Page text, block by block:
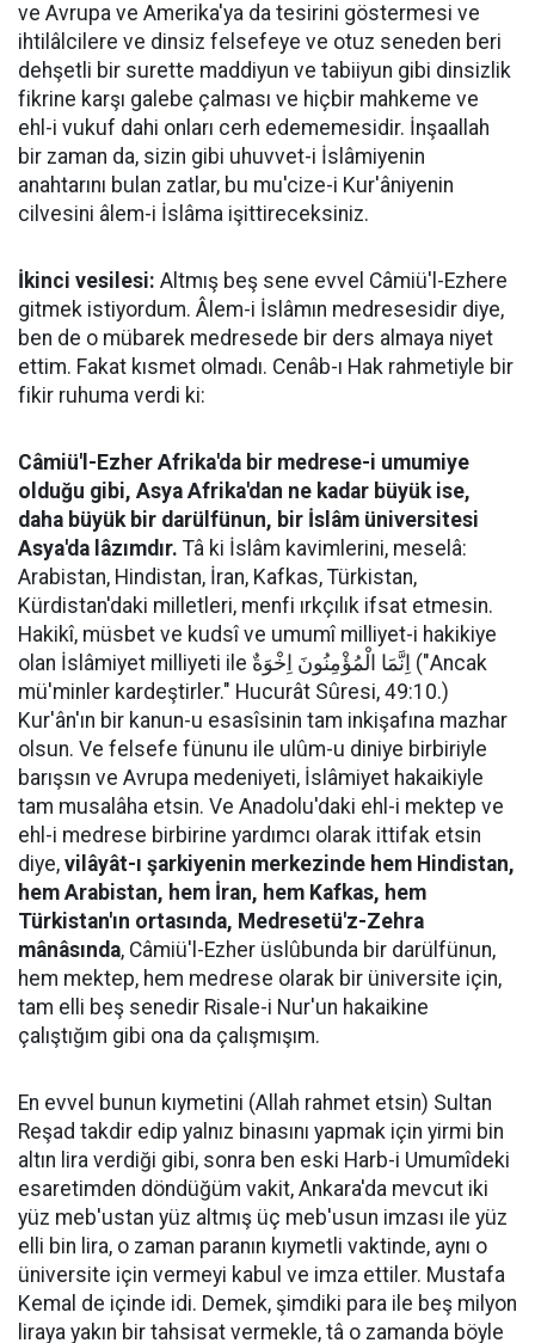
ve Avrupa ve Amerika'ya da tesirini göstermesi ve
ihtilâlcilere ve dinsiz felsefeye ve otuz seneden beri
dehşetli bir surette maddiyun ve tabiiyun gibi dinsizlik
fikrine karşı galebe çalması ve hiçbir mahkeme ve
ehl-i vukuf dahi onları cerh edememesidir. İnşaallah
bir zaman da, sizin gibi uhuvvet-i İslâmiyenin
anahtarını bulan zatlar, bu mu'cize-i Kur'âniyenin
cilvesini âlem-i İslâma işittireceksiniz.
İkinci vesilesi: Altmış beş sene evvel Câmiü'l-Ezhere
gitmek istiyordum. Âlem-i İslâmın medresesidir diye,
ben de o mübarek medresede bir ders almaya niyet
ettim. Fakat kısmet olmadı. Cenâb-ı Hak rahmetiyle bir
fikir ruhuma verdi ki:
Câmiü'l-Ezher Afrika'da bir medrese-i umumiye
olduğu gibi, Asya Afrika'dan ne kadar büyük ise,
daha büyük bir darülfünun, bir İslâm üniversitesi
Asya'da lâzımdır. Tâ ki İslâm kavimlerini, meselâ:
Arabistan, Hindistan, İran, Kafkas, Türkistan,
Kürdistan'daki milletleri, menfi ırkçılık ifsat etmesin.
Hakikî, müsbet ve kudsî ve umumî milliyet-i hakikiye
olan İslâmiyet milliyeti ile اِنَّمَا الْمُؤْمِنُونَ اِخْوَةٌ ("Ancak
mü'minler kardeştirler." Hucurât Sûresi, 49:10.)
Kur'ân'ın bir kanun-u esasîsinin tam inkişafına mazhar
olsun. Ve felsefe fünunu ile ulûm-u diniye birbiriyle
barışsın ve Avrupa medeniyeti, İslâmiyet hakaikiyle
tam musalâha etsin. Ve Anadolu'daki ehl-i mektep ve
ehl-i medrese birbirine yardımcı olarak ittifak etsin
diye, vilâyât-ı şarkiyenin merkezinde hem Hindistan,
hem Arabistan, hem İran, hem Kafkas, hem
Türkistan'ın ortasında, Medresetü'z-Zehra
mânâsında, Câmiü'l-Ezher üslûbunda bir darülfünun,
hem mektep, hem medrese olarak bir üniversite için,
tam elli beş senedir Risale-i Nur'un hakaikine
çalıştığım gibi ona da çalışmışım.
En evvel bunun kıymetini (Allah rahmet etsin) Sultan
Reşad takdir edip yalnız binasını yapmak için yirmi bin
altın lira verdiği gibi, sonra ben eski Harb-i Umumîdeki
esaretimden döndüğüm vakit, Ankara'da mevcut iki
yüz meb'ustan yüz altmış üç meb'usun imzası ile yüz
elli bin lira, o zaman paranın kıymetli vaktinde, aynı o
üniversite için vermeyi kabul ve imza ettiler. Mustafa
Kemal de içinde idi. Demek, şimdiki para ile beş milyon
liraya yakın bir tahsisat vermekle, tâ o zamanda böyle